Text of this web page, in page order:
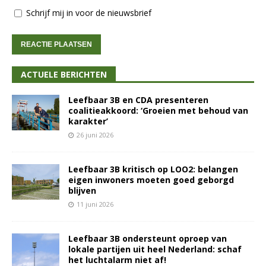
Schrijf mij in voor de nieuwsbrief
ACTUELE BERICHTEN
Leefbaar 3B en CDA presenteren
coalitieakkoord: ‘Groeien met behoud van
karakter’
26 juni 2026
Leefbaar 3B kritisch op LOO2: belangen
eigen inwoners moeten goed geborgd
blijven
11 juni 2026
Leefbaar 3B ondersteunt oproep van
lokale partijen uit heel Nederland: schaf
het luchtalarm niet af!